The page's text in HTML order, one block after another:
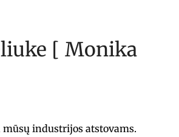
Fiber fluid gelis
buteliuke [ Polina
INSPO GEL 1
[ Monika
industrijos atstovams.